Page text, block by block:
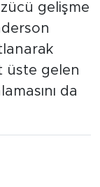
gelişme
üste gelen
da